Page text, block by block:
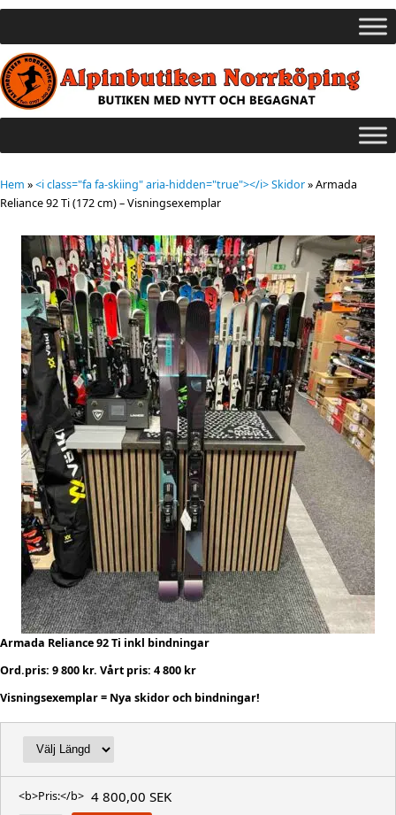
Hem »<i class="fa fa-skiing" aria-hidden="true"></i> Skidor»Armada
Reliance 92 Ti (172 cm) – Visningsexemplar
Armada Reliance 92 Ti inkl bindningar
Ord.pris: 9 800 kr. Vårt pris: 4 800 kr
Visningsexemplar = Nya skidor och bindningar!
<b>Pris:</b> 4 800,00 SEK